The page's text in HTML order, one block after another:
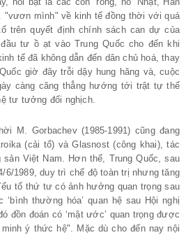
"vươn mình" về kinh tế đồng thời với quá
trên quyết định chính sách can dự của
tư ồ ạt vào Trung Quốc cho đến khi
tế đã không dẫn đến dân chủ hoá, thay
giờ đây trỗi dậy hung hăng và, cuộc
càng căng thẳng hướng tới trật tự thế
tư tưởng đối nghịch.
M. Gorbachev (1985-1991) cũng đang
(cải tổ) và Glasnost (công khai), tác
sản Việt Nam. Hơn thế, Trung Quốc, sau
6/1989, duy trì chế độ toàn trị nhưng tăng
tố thứ tư có ảnh hưởng quan trọng sau
‘bình thường hóa’ quan hệ sau Hội nghị
đồn đoán có ‘mật ước’ quan trọng được
ý thức hệ". Mặc dù cho đến nay nội